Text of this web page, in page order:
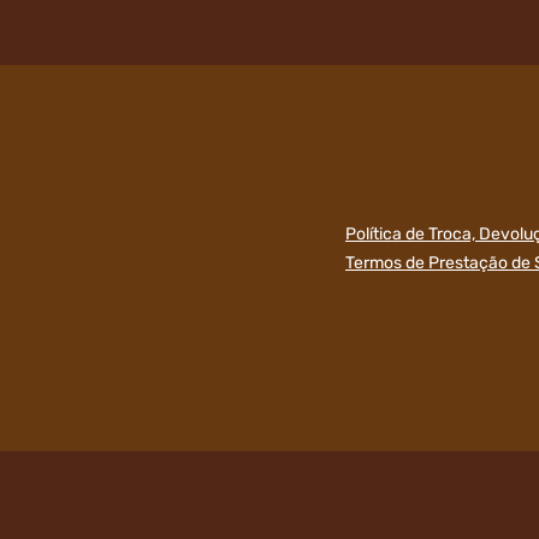
Política de Troca,
Termos de Prestação de